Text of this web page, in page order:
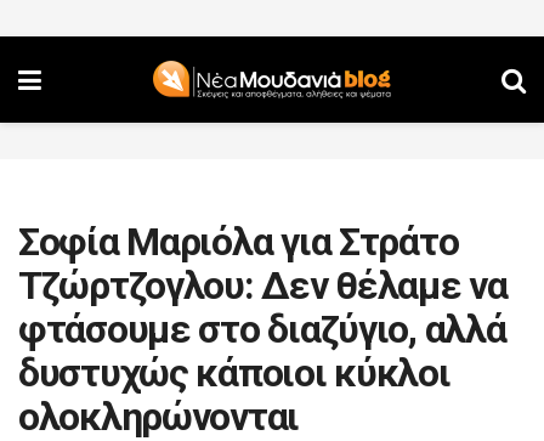
Σοφία Μαριόλα για Στράτο
Τζώρτζογλου: Δεν θέλαμε να
φτάσουμε στο διαζύγιο, αλλά
δυστυχώς κάποιοι κύκλοι
ολοκληρώνονται